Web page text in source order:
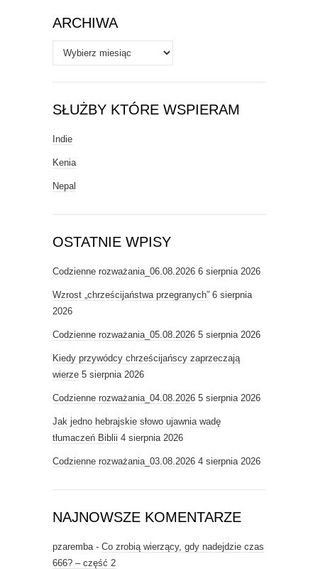
ARCHIWA
Archiwa
SŁUŻBY KTÓRE WSPIERAM
Indie
Kenia
Nepal
OSTATNIE WPISY
Codzienne rozważania_06.08.2026 6 sierpnia 2026
Wzrost „chrześcijaństwa przegranych” 6 sierpnia
2026
Codzienne rozważania_05.08.2026 5 sierpnia 2026
Kiedy przywódcy chrześcijańscy zaprzeczają
wierze 5 sierpnia 2026
Codzienne rozważania_04.08.2026 5 sierpnia 2026
Jak jedno hebrajskie słowo ujawnia wadę
tłumaczeń Biblii 4 sierpnia 2026
Codzienne rozważania_03.08.2026 4 sierpnia 2026
NAJNOWSZE KOMENTARZE
pzaremba- Co zrobią wierzący, gdy nadejdzie czas
666? – część 2